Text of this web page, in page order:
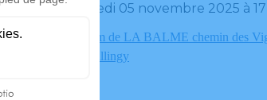
Le mercredi 05 novembre 2025 à
Crématorium de LA BALME chemin des
Balme de Sillingy